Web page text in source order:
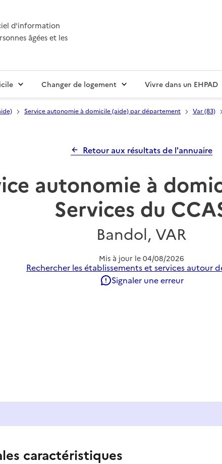
d'information
âgées et les
Changer de logement Vivre dans un EHPAD
Service autonomie à domicile (aide) par département Var (83)
Retour aux résultats de l'annuaire
autonomie à
Services du
Bandol, VAR
Mis à jour le 04/08/2026
Rechercher les établissements et services autour
Signaler une erreur
caractéristiques